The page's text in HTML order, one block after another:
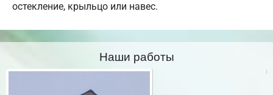
остекление, крыльцо или навес.
Наши работы